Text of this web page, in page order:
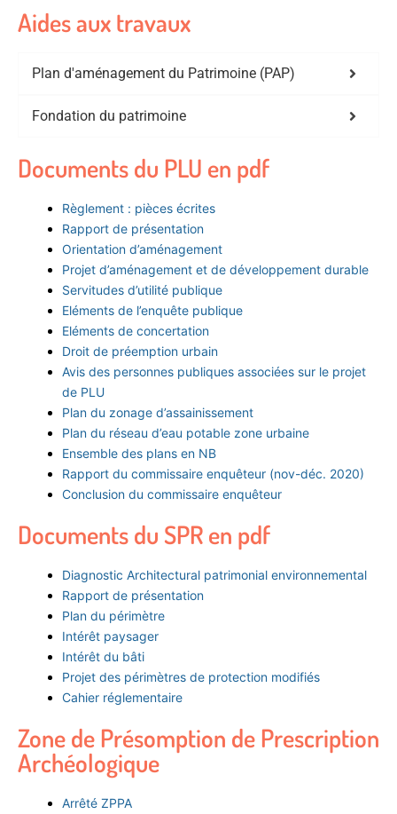
Aides aux travaux
Plan d'aménagement du Patrimoine (PAP)
Fondation du patrimoine
Documents du PLU en pdf
Règlement : pièces écrites
Rapport de présentation
Orientation d’aménagement
Projet d’aménagement et de développement durable
Servitudes d’utilité publique
Eléments de l’enquête publique
Eléments de concertation
Droit de préemption urbain
Avis des personnes publiques associées sur le projet
de PLU
Plan du zonage d’assainissement
Plan du réseau d’eau potable zone urbaine
Ensemble des plans en NB
Rapport du commissaire enquêteur (nov-déc. 2020)
Conclusion du commissaire enquêteur
Documents du SPR en pdf
Diagnostic Architectural patrimonial environnemental
Rapport de présentation
Plan du périmètre
Intérêt paysager
Intérêt du bâti
Projet des périmètres de protection modifiés
Cahier réglementaire
Zone de Présomption de Prescription
Archéologique
Arrêté ZPPA